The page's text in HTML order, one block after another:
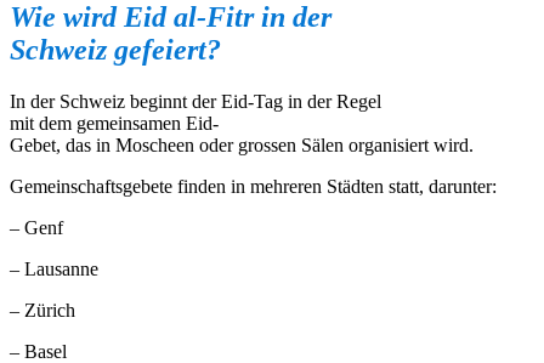
Wie wirdEid al-Fitr in der
Schweizgefeiert?
In der Schweiz beginnt der Eid-Tag in der Regel
mit dem gemeinsamen Eid-
Gebet, das in Moscheen oder grossen Sälen organisiert wird.
Gemeinschaftsgebete finden in mehreren Städten statt, darunter:
– Genf
– Lausanne
– Zürich
– Basel